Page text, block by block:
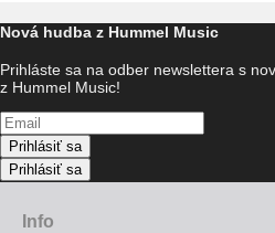
Nová hudba z Hummel Music
Prihláste sa na odber newslettera s
z Hummel Music!
Prihlásiť sa
Prihlásiť sa
Info